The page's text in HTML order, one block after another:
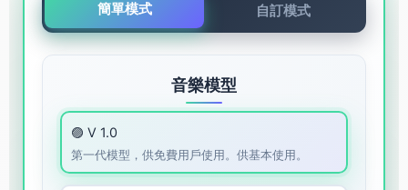
簡單模式 自訂模式
音樂模型
🟣 V 1.0
第一代模型，供免費用戶使用。供基本使用。